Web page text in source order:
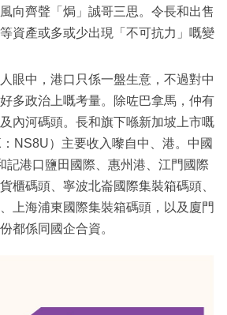
向齊聲「焗」誠哥三思。令長和出售
資產或多或少出現「不可抗力」嘅變
眼中，港口只係一盤生意，不過對中
多政治上嘅考量。除咗巴拿馬，仲有
內河碼頭。長和旗下喺新加坡上市嘅
NS8U）主要收入嚟自中、港。中國
記港口鹽田國際、惠州港、江門國際
櫃碼頭、寧波北崙國際集裝箱碼頭、
上海浦東國際集裝箱碼頭，以及廈門
都係同國企合資。